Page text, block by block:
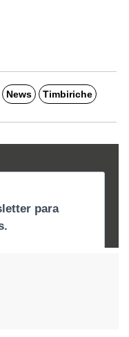
News Timbiriche